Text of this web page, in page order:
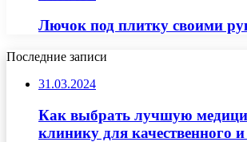
Лючок под плитку своими
Последние записи
31.03.2024
Как выбрать лучшую
клинику для качественного и